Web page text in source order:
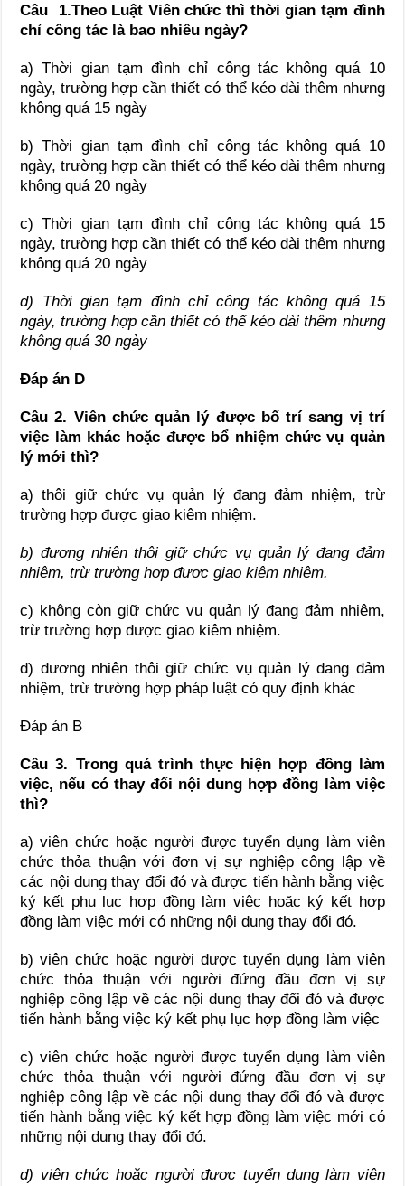
Câu 1.Theo Luật Viên chức thì thời gian tạm đình
chỉ công tác là bao nhiêu ngày?
a) Thời gian tạm đình chỉ công tác không quá 10
ngày, trường hợp cần thiết có thể kéo dài thêm nhưng
không quá 15 ngày
b) Thời gian tạm đình chỉ công tác không quá 10
ngày, trường hợp cần thiết có thể kéo dài thêm nhưng
không quá 20 ngày
c) Thời gian tạm đình chỉ công tác không quá 15
ngày, trường hợp cần thiết có thể kéo dài thêm nhưng
không quá 20 ngày
d) Thời gian tạm đình chỉ công tác không quá 15
ngày, trường hợp cần thiết có thể kéo dài thêm nhưng
không quá 30 ngày
Đáp án D
Câu 2. Viên chức quản lý được bố trí sang vị trí
việc làm khác hoặc được bổ nhiệm chức vụ quản
lý mới thì?
a) thôi giữ chức vụ quản lý đang đảm nhiệm, trừ
trường hợp được giao kiêm nhiệm.
b) đương nhiên thôi giữ chức vụ quản lý đang đảm
nhiệm, trừ trường hợp được giao kiêm nhiệm.
c) không còn giữ chức vụ quản lý đang đảm nhiệm,
trừ trường hợp được giao kiêm nhiệm.
d) đương nhiên thôi giữ chức vụ quản lý đang đảm
nhiệm, trừ trường hợp pháp luật có quy định khác
Đáp án B
Câu 3. Trong quá trình thực hiện hợp đồng làm
việc, nếu có thay đổi nội dung hợp đồng làm việc
thì?
a) viên chức hoặc người được tuyển dụng làm viên
chức thỏa thuận với đơn vị sự nghiệp công lập về
các nội dung thay đổi đó và được tiến hành bằng việc
ký kết phụ lục hợp đồng làm việc hoặc ký kết hợp
đồng làm việc mới có những nội dung thay đổi đó.
b) viên chức hoặc người được tuyển dụng làm viên
chức thỏa thuận với người đứng đầu đơn vị sự
nghiệp công lập về các nội dung thay đổi đó và được
tiến hành bằng việc ký kết phụ lục hợp đồng làm việc
c) viên chức hoặc người được tuyển dụng làm viên
chức thỏa thuận với người đứng đầu đơn vị sự
nghiệp công lập về các nội dung thay đổi đó và được
tiến hành bằng việc ký kết hợp đồng làm việc mới có
những nội dung thay đổi đó.
d) viên chức hoặc người được tuyển dụng làm viên